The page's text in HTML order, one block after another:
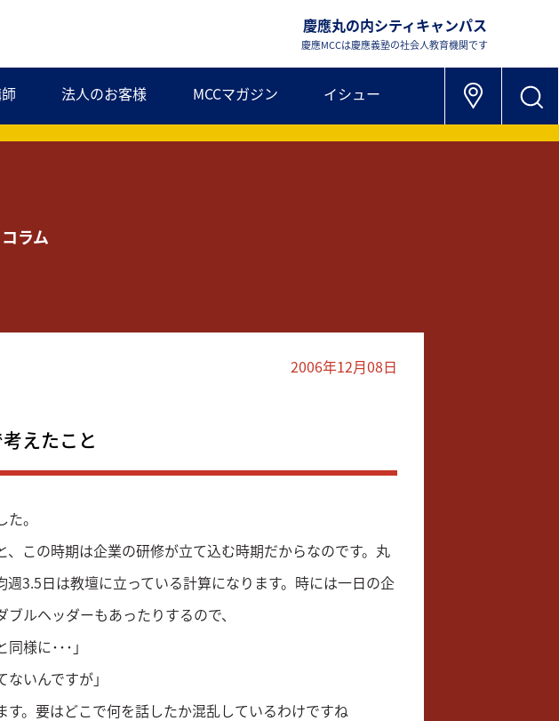
慶應丸の内シティキャンパス
慶應MCCは慶應義塾の社会人教育機関です
法人のお客様 MCCマガジン イシュー
ラム
2006年12月08日
えたこと
。
この時期は企業の研修が立て込む時期だからなのです。丸
3.5日は教壇に立っている計算になります。時には一日の企
ルヘッダーもあったりするので、
様に･･･」
いんですが」
す。要はどこで何を話したか混乱しているわけですね